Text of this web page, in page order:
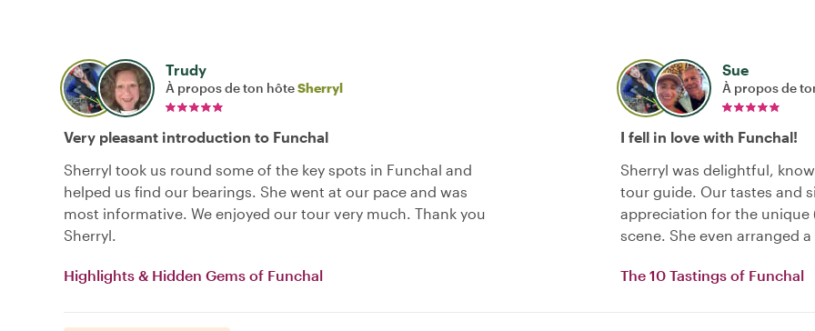
Trudy
À propos de ton hôteSherryl
Very pleasant introduction to Funchal
Sherryl took us round some of the key spots in Funchal and
helped us find our bearings. She went at our pace and was
most informative. We enjoyed our tour very much. Thank you
Sherryl.
Highlights & Hidden Gems of Funchal
Sue
À propos de
I fell in love with Funchal!
Sherryl was delightful,
tour guide. Our tastes and
appreciation for the unique
scene. She even arranged
The 10 Tastings of Funchal